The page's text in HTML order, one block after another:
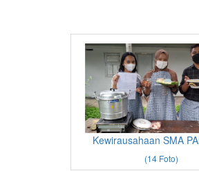
Kewirausahaan SMA
(14 Foto)